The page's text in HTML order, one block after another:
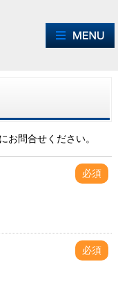
お問合せください。
必須
必須